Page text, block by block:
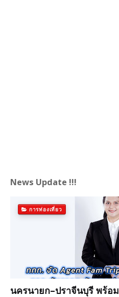
News Update !!!
การท่องเที่ยว
นครนายก–ปราจีนบุรี พร้